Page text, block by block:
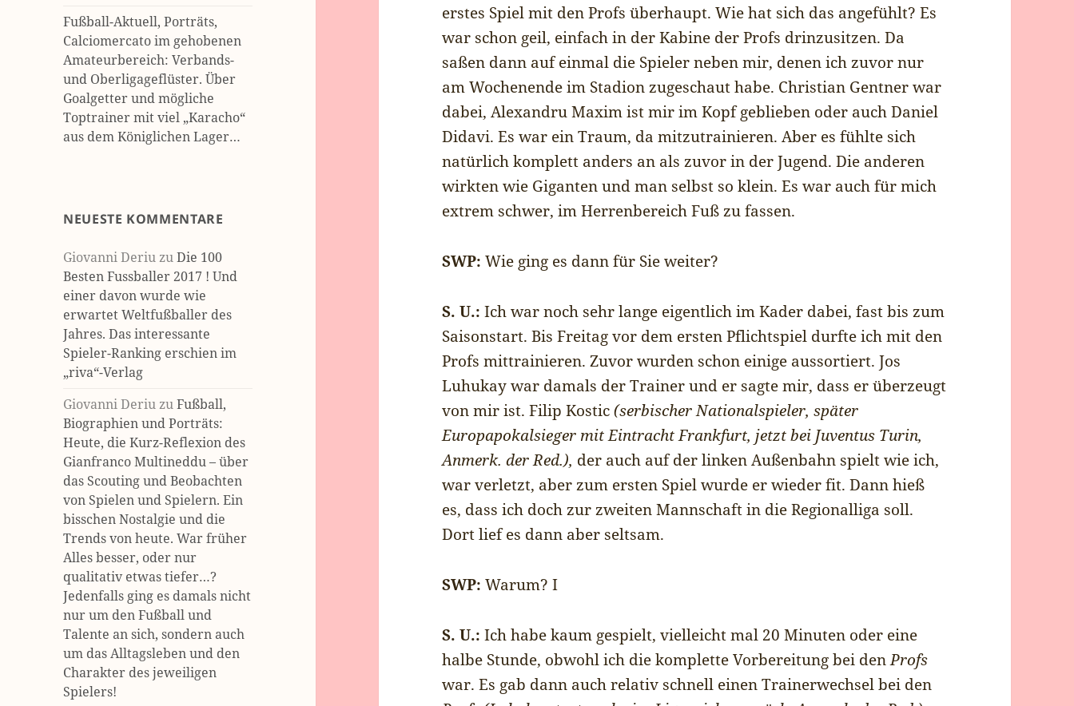
Fußball-Aktuell, Porträts,
Calciomercato im gehobenen
Amateurbereich: Verbands-
und Oberligageflüster. Über
Goalgetter und mögliche
Toptrainer mit viel „Karacho“
aus dem Königlichen Lager…
NEUESTE KOMMENTARE
Giovanni DeriuzuDie 100
Besten Fussballer 2017 ! Und
einer davon wurde wie
erwartet Weltfußballer des
Jahres. Das interessante
Spieler-Ranking erschien im
„riva“-Verlag
Giovanni DeriuzuFußball,
Biographien und Porträts:
Heute, die Kurz-Reflexion des
Gianfranco Multineddu – über
das Scouting und Beobachten
von Spielen und Spielern. Ein
bisschen Nostalgie und die
Trends von heute. War früher
Alles besser, oder nur
qualitativ etwas tiefer…?
Jedenfalls ging es damals nicht
nur um den Fußball und
Talente an sich, sondern auch
um das Alltagsleben und den
Charakter des jeweiligen
Spielers!
erstes Spiel mit den Profs überhaupt. Wie hat sich das angefühlt? Es
war schon geil, einfach in der Kabine der Profs drinzusitzen. Da
saßen dann auf einmal die Spieler neben mir, denen ich zuvor nur
am Wochenende im Stadion zugeschaut habe. Christian Gentner war
dabei, Alexandru Maxim ist mir im Kopf geblieben oder auch Daniel
Didavi. Es war ein Traum, da mitzutrainieren. Aber es fühlte sich
natürlich komplett anders an als zuvor in der Jugend. Die anderen
wirkten wie Giganten und man selbst so klein. Es war auch für mich
extrem schwer, im Herrenbereich Fuß zu fassen.
SWP: Wie ging es dann für Sie weiter?
S. U.: Ich war noch sehr lange eigentlich im Kader dabei, fast bis zum
Saisonstart. Bis Freitag vor dem ersten Pflichtspiel durfte ich mit den
Profs mittrainieren. Zuvor wurden schon einige aussortiert. Jos
Luhukay war damals der Trainer und er sagte mir, dass er überzeugt
von mir ist. Filip Kostic(serbischer Nationalspieler, später
Europapokalsieger mit Eintracht Frankfurt, jetzt bei Juventus Turin,
Anmerk. der Red.), der auch auf der linken Außenbahn spielt wie ich,
war verletzt, aber zum ersten Spiel wurde er wieder fit. Dann hieß
es, dass ich doch zur zweiten Mannschaft in die Regionalliga soll.
Dort lief es dann aber seltsam.
SWP: Warum? I
S. U.: Ich habe kaum gespielt, vielleicht mal 20 Minuten oder eine
halbe Stunde, obwohl ich die komplette Vorbereitung bei denProfs
war. Es gab dann auch relativ schnell einen Trainerwechsel bei den